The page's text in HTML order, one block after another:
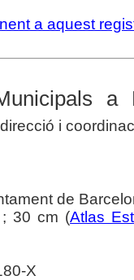
a aquest
a
i
de
30 cm (Atlas
X